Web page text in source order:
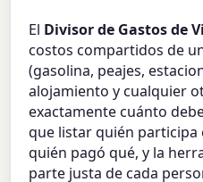
El Divisor de Gastos de
costos compartidos de
(gasolina, peajes,
alojamiento y cualquier
exactamente cuánto
que listar quién participa
quién pagó qué, y la
parte justa de cada